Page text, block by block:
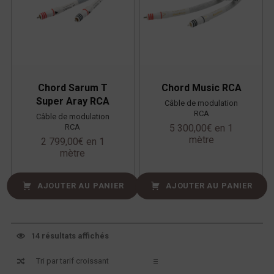
Chord Sarum T
Super Aray RCA
Câble de modulation
RCA
2 799,00€ en 1
mètre
AJOUTER AU PANIER
Chord Music RCA
Câble de modulation
RCA
5 300,00€ en 1
mètre
AJOUTER AU PANIER
14 résultats affichés